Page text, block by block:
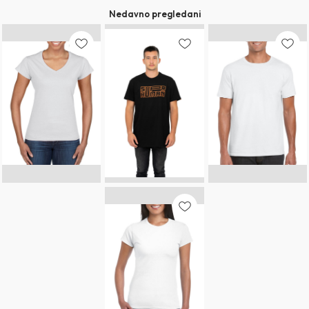
Nedavno pregledani